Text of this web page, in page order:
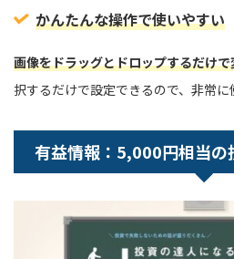
かんたんな操作で使いやすい
画像をドラッグとドロップするだけで
択するだけで設定できるので、非常に
有益情報：5,000円相当の